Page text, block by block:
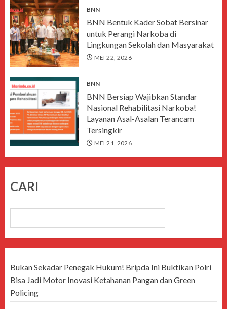
BNN
BNN Bentuk Kader Sobat Bersinar
untuk Perangi Narkoba di
Lingkungan Sekolah dan Masyarakat
MEI 22, 2026
BNN
BNN Bersiap Wajibkan Standar
Nasional Rehabilitasi Narkoba!
Layanan Asal-Asalan Terancam
Tersingkir
MEI 21, 2026
CARI
Bukan Sekadar Penegak Hukum! Bripda Ini Buktikan Polri
Bisa Jadi Motor Inovasi Ketahanan Pangan dan Green
Policing